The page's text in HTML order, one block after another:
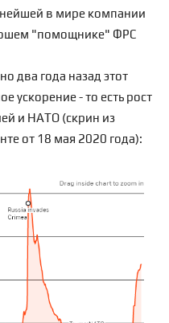
в мире компании
"помощнике" ФРС
два года назад этот
ускорение - то есть рост
и НАТО (скрин из
от 18 мая 2020 года):